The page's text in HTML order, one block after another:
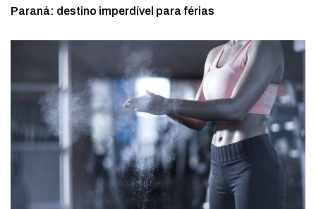
Paraná: destino imperdível para férias